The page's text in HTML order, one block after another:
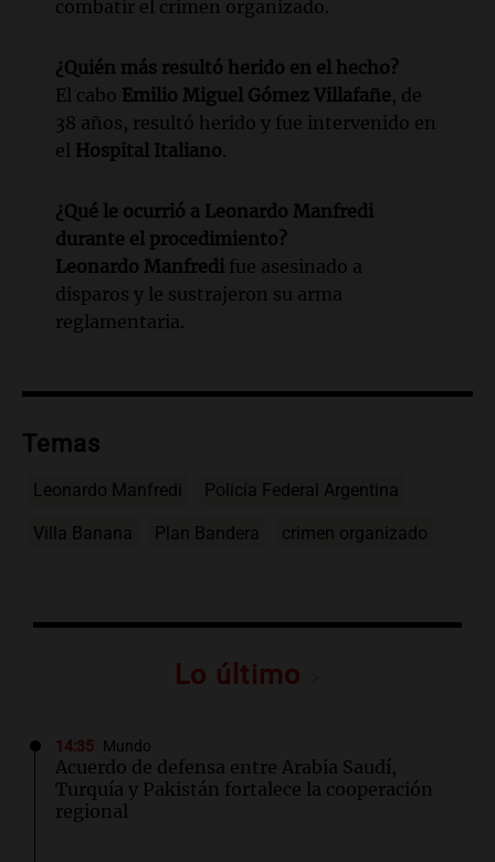
combatir el crimen organizado.
¿Quién más resultó herido en el hecho?
El cabo Emilio Miguel Gómez Villafañe, de
38 años, resultó herido y fue intervenido en
el Hospital Italiano.
¿Qué le ocurrió a Leonardo Manfredi
durante el procedimiento?
Leonardo Manfredi fue asesinado a
disparos y le sustrajeron su arma
reglamentaria.
Temas
Leonardo Manfredi Policía Federal Argentina
Villa Banana Plan Bandera crimen organizado
Lo último
14:35 Mundo
Acuerdo de defensa entre Arabia Saudí,
Turquía y Pakistán fortalece la cooperación
regional